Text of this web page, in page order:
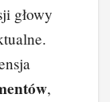
głowy
,